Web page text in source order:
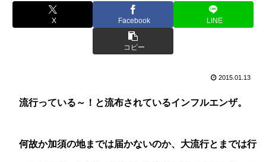
X Facebook LINE
コピー
2015.01.13
流行っている～！と流布されているインフルエンザ。
何故か加須の地までは届かないのか、大流行とまでは行